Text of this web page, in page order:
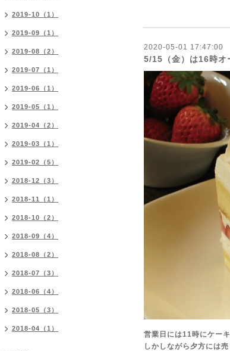
2020-05-01 17:47:00
5/15（金）は16時オ
営業日には11時にケー
しかしながら夕方には
2019-10（1）
2019-09（1）
2019-08（2）
2019-07（1）
2019-06（1）
2019-05（1）
2019-04（2）
2019-03（1）
2019-02（5）
2018-12（3）
2018-11（1）
2018-10（2）
2018-09（4）
2018-08（2）
2018-07（3）
2018-06（4）
2018-05（3）
2018-04（1）